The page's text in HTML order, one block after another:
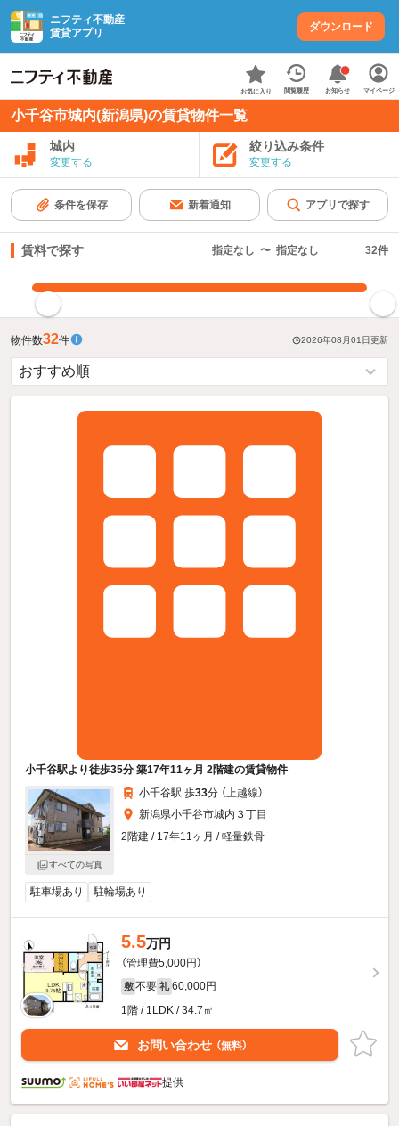
ニフティ不動産
賃貸アプリ
ダウンロード
お気に入り 閲覧履歴 お知らせ マイページ
小千谷市城内(新潟県)の賃貸物件一覧
城内
変更する
絞り込み条件
変更する
条件を保存 新着通知 アプリで探す
賃料で探す 指定なし 〜 指定なし 32件
物件数32件 2026年08月01日更新
小千谷駅より徒歩35分 築17年11ヶ月 2階建の賃貸物件
すべての写真
小千谷駅 歩33分 （上越線）
新潟県小千谷市城内３丁目
2階建 / 17年11ヶ月 / 軽量鉄骨
駐車場あり 駐輪場あり
5.5万円
（管理費5,000円）
敷 不要 礼 60,000円
1階 / 1LDK / 34.7㎡
お問い合わせ （無料）
提供